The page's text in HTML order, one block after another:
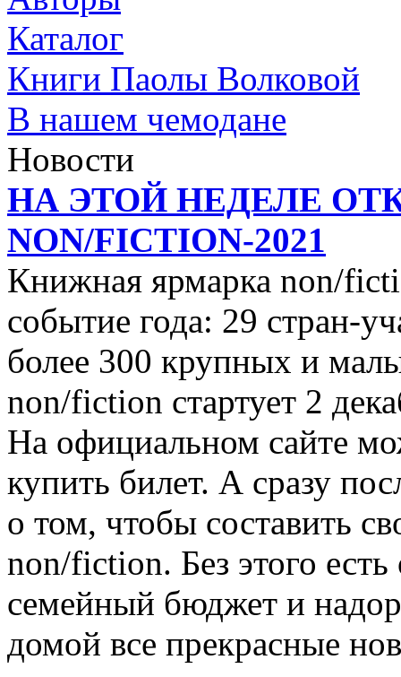
Каталог
Книги Паолы Волковой
В нашем чемодане
Новости
НА ЭТОЙ НЕДЕЛЕ
NON/FICTION-2021
Книжная ярмарка non/
событие года: 29 стран-
более 300 крупных и
non/fiction стартует 2
На официальном сайте
купить билет. А сразу
о том, чтобы составить
non/fiction. Без этого есть
семейный бюджет и
домой все прекрасные